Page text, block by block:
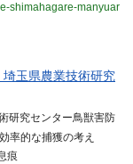
shimahagare-manyuar
玉県農業技術研究
研究センター鳥獣害防
率的な捕獲の考え
痕